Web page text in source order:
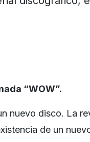
“WOW”.
nuevo disco. La
de un